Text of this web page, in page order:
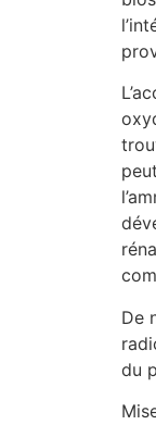
De
du